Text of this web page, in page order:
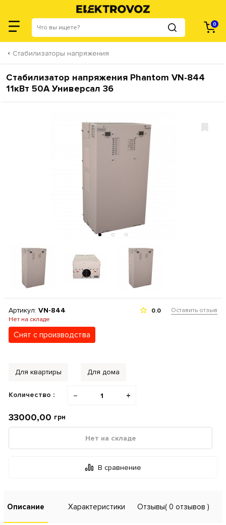
0
Стабилизаторы напряжения
Стабилизатор напряжения Phantom VN-844
11кВт 50А Универсал 36
Артикул: VN-844
Нет на складе
Снят с производства
0.0 Оставить отзыв
Для квартиры Для дома
Количество : − +
33000,00 грн
Нет на складе
В сравнение
Описание Характеристики Отзывы( 0 отзывов )